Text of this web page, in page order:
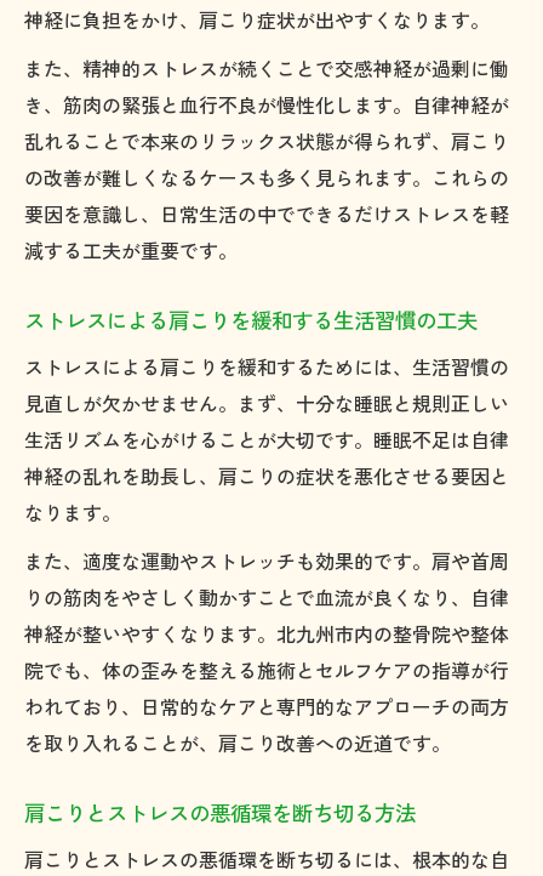
神経に負担をかけ、肩こり症状が出やすくなります。
また、精神的ストレスが続くことで交感神経が過剰に働
き、筋肉の緊張と血行不良が慢性化します。自律神経が
乱れることで本来のリラックス状態が得られず、肩こり
の改善が難しくなるケースも多く見られます。これらの
要因を意識し、日常生活の中でできるだけストレスを軽
減する工夫が重要です。
ストレスによる肩こりを緩和する生活習慣の工夫
ストレスによる肩こりを緩和するためには、生活習慣の
見直しが欠かせません。まず、十分な睡眠と規則正しい
生活リズムを心がけることが大切です。睡眠不足は自律
神経の乱れを助長し、肩こりの症状を悪化させる要因と
なります。
また、適度な運動やストレッチも効果的です。肩や首周
りの筋肉をやさしく動かすことで血流が良くなり、自律
神経が整いやすくなります。北九州市内の整骨院や整体
院でも、体の歪みを整える施術とセルフケアの指導が行
われており、日常的なケアと専門的なアプローチの両方
を取り入れることが、肩こり改善への近道です。
肩こりとストレスの悪循環を断ち切る方法
肩こりとストレスの悪循環を断ち切るには、根本的な自